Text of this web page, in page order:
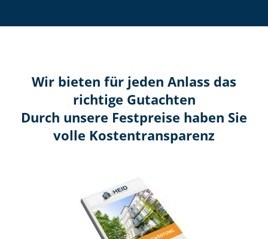
Wir bieten für jeden Anlass das
richtige Gutachten
Durch unsere Festpreise haben Sie
volle Kosten­transparenz